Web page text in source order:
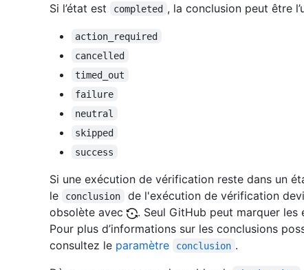
Si l’état est
completed , la conclusion peut être
action_required
cancelled
timed_out
failure
neutral
skipped
success
Si une exécution de vérification reste dans un
le
conclusion de l'exécution de vérification
obsolète avec
. Seul GitHub peut marquer
Pour plus d’informations sur les conclusions
consultez le paramètre conclusion .